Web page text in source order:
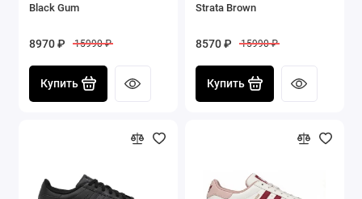
Black Gum
8970 ₽ 15990 ₽
Купить
Strata Brown
8570 ₽ 15990 ₽
Купить